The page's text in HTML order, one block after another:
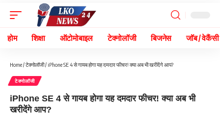
होम शिक्षा ऑटोमोबाइल टेक्नोलॉजी बिजनेस जॉब / वेकैंसी
Home/टेक्नोलॉजी/iPhone SE 4 से गायब होगा यह दमदार फीचर! क्या अब भी खरीदेंगे आप?
टेक्नोलॉजी
iPhone SE 4 से गायब होगा यह दमदार फीचर! क्या अब भी
खरीदेंगे आप?